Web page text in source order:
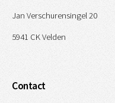
Jan Verschurensingel 20
5941 CK Velden
Contact